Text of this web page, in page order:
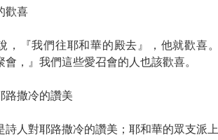
人的歡喜
，『我們往耶和華的殿去』，他就歡喜
聚會，』我們這些愛召會的人也
耶路撒冷的讚美
詩人對耶路撒冷的讚美；耶和華的眾支派